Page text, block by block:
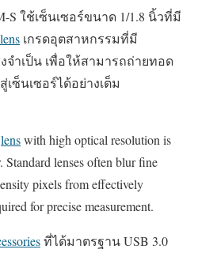
S ใช้เซ็นเซอร์ขนาด 1/1.8 นิ้วที่มี
lens เกรดอุตสาหกรรมที่มี
งจำเป็น เพื่อให้สามารถถ่ายทอด
ซ็นเซอร์ได้อย่างเต็ม
lenswith high optical resolution is
Standard lenses often blur fine
pixels from effectively
for precise measurement.
ที่ได้มาตรฐาน USB 3.0